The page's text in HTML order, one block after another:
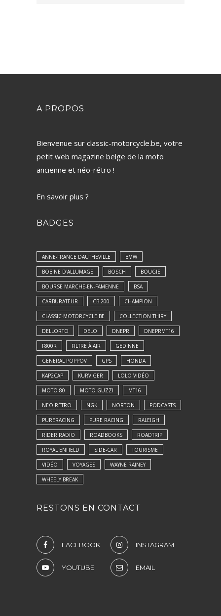
A PROPOS
Bienvenue sur classic-motorcycle.be, votre
petit web magazine belge de la moto
ancienne et néo-rétro !
En savoir plus ?
BADGES
ANNE-FRANCE DAUTHEVILLE BMW
BOBINE D'ALLUMAGE BOSCH BOUGIE
BOURSE MARCHE-EN-FAMENNE BSA
CARBURATEUR CB 200 CHAMPION
CLASSIC-MOTORCYCLE.BE COLLECTION THIRY
DELLORTO DELO DNEPR DNEPRMT16
F800R FILTRE À AIR GEDINNE
GENERAL POPPOV GPS HONDA
KAP2CAP KURVIGER LOLO VIDÉO
MOTO 80 MOTO GUZZI MT16
NEO-RÉTRO NGK NORTON PODCASTS
PURERACING PURE RACING RALEIGH
RIDER RADIO ROADBOOKS ROADTRIP
ROYAL ENFIELD SIDE-CAR TOURISME
VIDÉO VOYAGES WAYNE RAINEY
WHEELY BREAK
RESTONS EN CONTACT
FACEBOOK INSTAGRAM
YOUTUBE EMAIL